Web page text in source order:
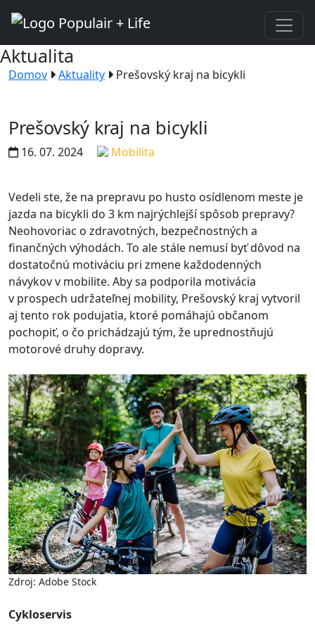
Aktualita
Domov Aktuality Prešovský kraj na bicykli
Prešovský kraj na bicykli
16. 07. 2024 Mobilita
Vedeli ste, že na prepravu po husto osídlenom meste je
jazda na bicykli do 3 km najrýchlejší spôsob prepravy?
Neohovoriac o zdravotných, bezpečnostných a
finančných výhodách. To ale stále nemusí byť dôvod na
dostatočnú motiváciu pri zmene každodenných
návykov v mobilite. Aby sa podporila motivácia
v prospech udržateľnej mobility, Prešovský kraj vytvoril
aj tento rok podujatia, ktoré pomáhajú občanom
pochopiť, o čo prichádzajú tým, že uprednostňujú
motorové druhy dopravy.
Zdroj: Adobe Stock
Cykloservis